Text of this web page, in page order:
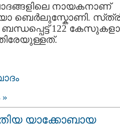
നായകനാണ്
ബെര്‍ലുസ്കോണി.
ബന്ധപ്പെട്ട്‌ 122
യാക്കോബായ